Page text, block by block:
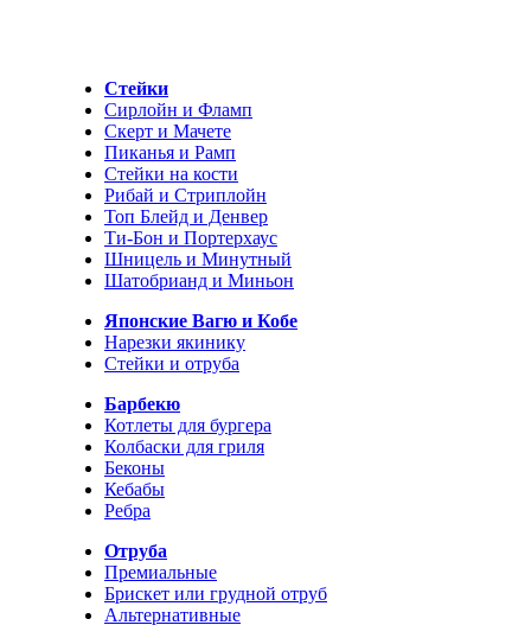
Стейки
Сирлойн и Фламп
Скерт и Мачете
Пиканья и Рамп
Стейки на кости
Рибай и Стриплойн
Топ Блейд и Денвер
Ти-Бон и Портерхаус
Шницель и Минутный
Шатобрианд и Миньон
Японские Вагю и Кобе
Нарезки якинику
Стейки и отруба
Барбекю
Котлеты для бургера
Колбаски для гриля
Беконы
Кебабы
Ребра
Отруба
Премиальные
Брискет или грудной отруб
Альтернативные